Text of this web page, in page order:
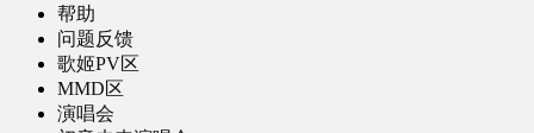
帮助
问题反馈
歌姬PV区
MMD区
演唱会